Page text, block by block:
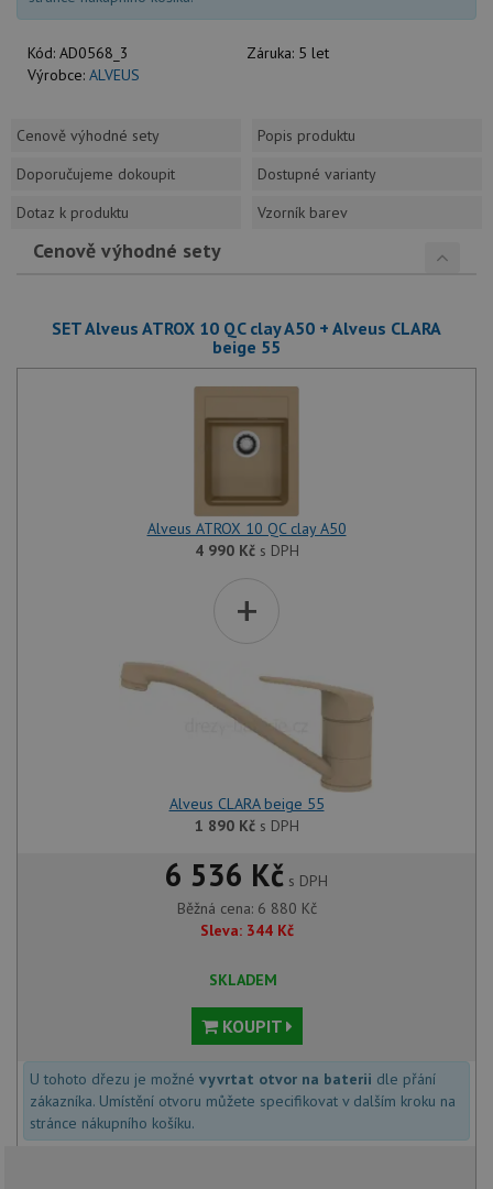
Kód: AD0568_3 Záruka: 5 let
Výrobce: ALVEUS
Cenově výhodné sety
Popis produktu
Doporučujeme dokoupit
Dostupné varianty
Dotaz k produktu
Vzorník barev
Cenově výhodné sety
SET Alveus ATROX 10 QC clay A50 + Alveus CLARA
beige 55
Alveus ATROX 10 QC clay A50
4 990 Kčs DPH
+
Alveus CLARA beige 55
1 890 Kčs DPH
6 536 Kč s DPH
Běžná cena: 6 880 Kč
Sleva: 344 Kč
SKLADEM
KOUPIT
U tohoto dřezu je možné vyvrtat otvor na baterii dle přání
zákazníka. Umístění otvoru můžete specifikovat v dalším kroku na
stránce nákupního košíku.